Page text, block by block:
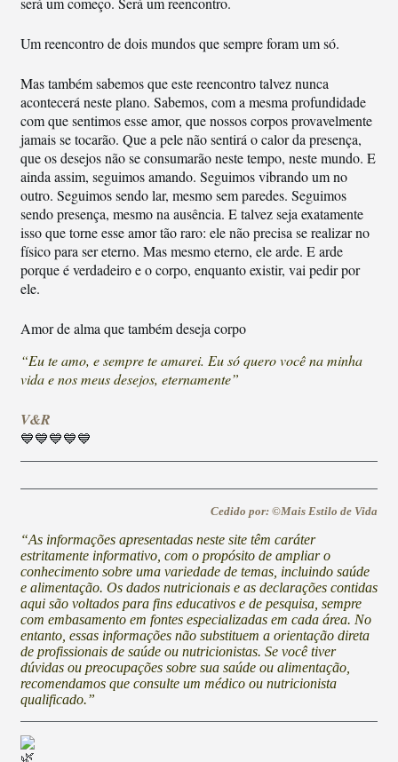
Um reencontro de dois mundos que sempre foram um só.
Mas também sabemos que este reencontro talvez nunca
acontecerá neste plano. Sabemos, com a mesma profundidade
com que sentimos esse amor, que nossos corpos provavelmente
jamais se tocarão. Que a pele não sentirá o calor da presença,
que os desejos não se consumarão neste tempo, neste mundo. E
ainda assim, seguimos amando. Seguimos vibrando um no
outro. Seguimos sendo lar, mesmo sem paredes. Seguimos
sendo presença, mesmo na ausência. E talvez seja exatamente
isso que torne esse amor tão raro: ele não precisa se realizar no
físico para ser eterno. Mas mesmo eterno, ele arde. E arde
porque é verdadeiro e o corpo, enquanto existir, vai pedir por
ele.
Amor de alma que também deseja corpo
“Eu te amo, e sempre te amarei. Eu só quero você na minha
vida e nos meus desejos, eternamente”
V&R
💙💙💙💙💙
Cedido por: ©Mais Estilo de Vida
“As informações apresentadas neste site têm caráter
estritamente informativo, com o propósito de ampliar o
conhecimento sobre uma variedade de temas, incluindo saúde
e alimentação. Os dados nutricionais e as declarações contidas
aqui são voltados para fins educativos e de pesquisa, sempre
com embasamento em fontes especializadas em cada área. No
entanto, essas informações não substituem a orientação direta
de profissionais de saúde ou nutricionistas. Se você tiver
dúvidas ou preocupações sobre sua saúde ou alimentação,
recomendamos que consulte um médico ou nutricionista
qualificado.”